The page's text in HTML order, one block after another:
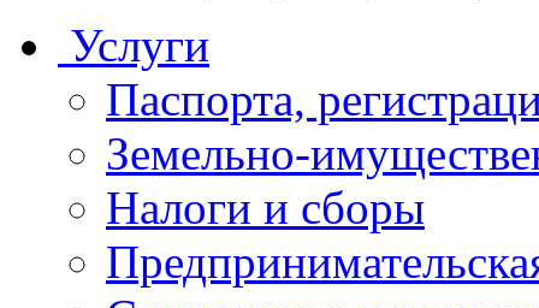
Услуги
Паспорта,
Земельно-
Налоги и сборы